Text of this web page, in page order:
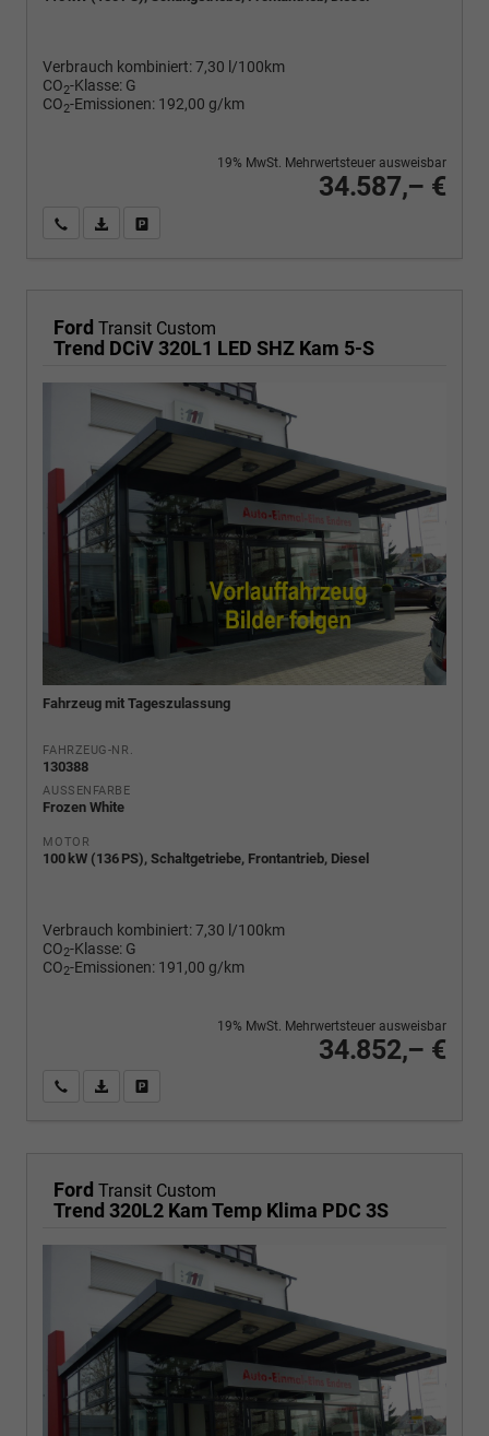
Verbrauch kombiniert:7,30 l/100km
CO2-Klasse: G
CO2-Emissionen: 192,00 g/km
34.587,– €
19% MwSt. Mehrwertsteuer ausweisbar
Wir rufen Sie anPDF-Fahrzeugexposé drucken
Ford Transit Custom
Trend DCiV 320L1 LED SHZ Kam 5-S
Fahrzeug mit Tageszulassung
FAHRZEUG-NR.
130388
AUSSENFARBE
Frozen White
MOTOR
100 kW (136 PS), Schaltgetriebe, Frontantrieb, Diesel
Verbrauch kombiniert:7,30 l/100km
CO2-Klasse: G
CO2-Emissionen: 191,00 g/km
34.852,– €
19% MwSt. Mehrwertsteuer ausweisbar
Wir rufen Sie anPDF-Fahrzeugexposé drucken
Ford Transit Custom
Trend 320L2 Kam Temp Klima PDC 3S